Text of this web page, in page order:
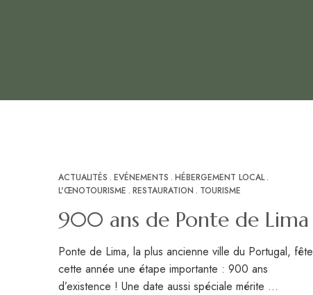
FÉV
27
ACTUALITÉS EVÉNEMENTS HÉBERGEMENT LOCAL
L'ŒNOTOURISME RESTAURATION TOURISME
900 ans de Ponte de Lima
Ponte de Lima, la plus ancienne ville du Portugal, fête
cette année une étape importante : 900 ans
d’existence ! Une date aussi spéciale mérite …